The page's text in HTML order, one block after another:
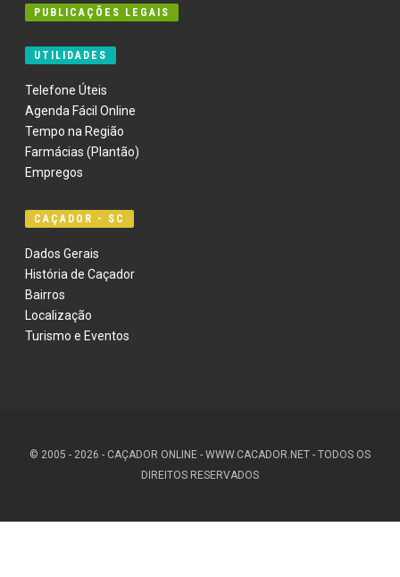
PUBLICAÇÕES LEGAIS
UTILIDADES
Telefone Úteis
Agenda Fácil Online
Tempo na Região
Farmácias (Plantão)
Empregos
CAÇADOR - SC
Dados Gerais
História de Caçador
Bairros
Localização
Turismo e Eventos
© 2005 - 2026 - CAÇADOR ONLINE - WWW.CACADOR.NET - TODOS OS
DIREITOS RESERVADOS